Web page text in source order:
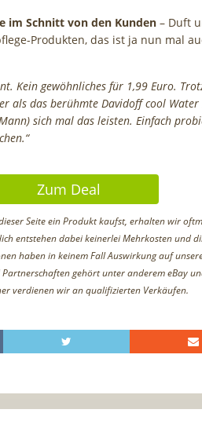
im Schnitt von den Kunden – Duft
Produkten, das ist ja nun mal
Kein gewöhnliches für 1,99 Euro.
als das berühmte Davidoff cool
sich mal das leisten. Einfach
Zum Deal
Seite ein Produkt kaufst, erhalten wir
entstehen dabei keinerlei Mehrkosten und
haben in keinem Fall Auswirkung auf
gehört unter anderem eBay
verdienen wir an qualifizierten Verkäufen.